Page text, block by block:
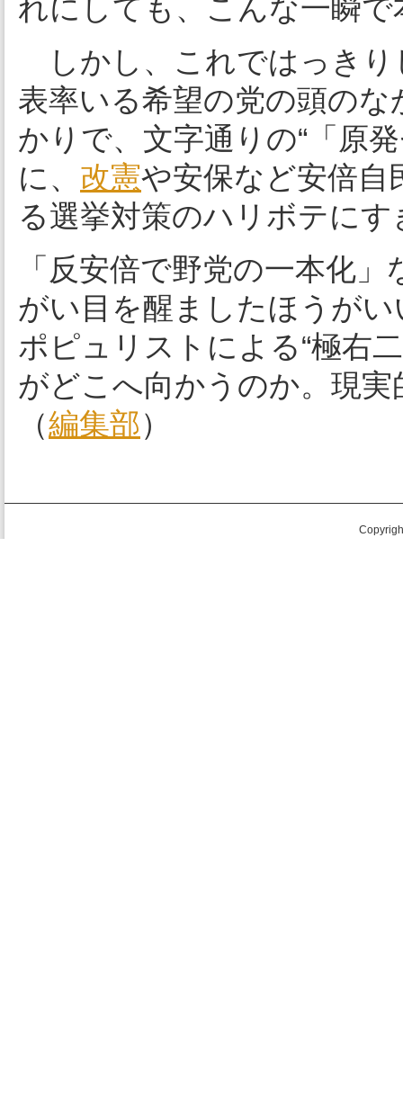
れにしても、こんな一瞬
しかし、これではっきり
表率いる希望の党の頭の
かりで、文字通りの“「原
に、 改憲や安保など安倍自
る選挙対策のハリボテに
「反安倍で野党の一本化
がい目を醒ましたほうが
ポピュリストによる“極右
がどこへ向かうのか。現
（編集部）